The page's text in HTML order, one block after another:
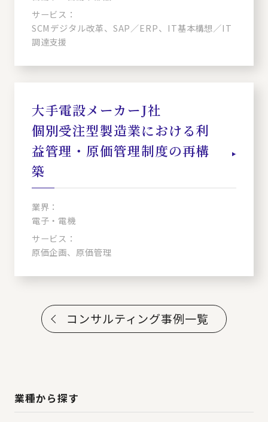
サービス：
SCMデジタル改革、SAP／ERP、IT基本構想／IT
調達支援
大手電設メーカーJ社
個別受注型製造業における利
益管理・原価管理制度の再構
築
業界：
電子・電機
サービス：
原価企画、原価管理
コンサルティング事例一覧
業種から探す